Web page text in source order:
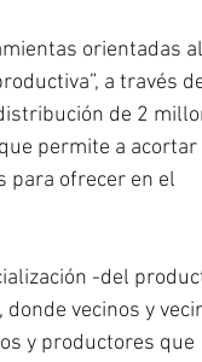
orientadas al
a través
de 2
permite a acortar
para ofrecer en el
-del
vecinos y
y productores que